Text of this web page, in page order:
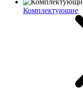
Комплектующие